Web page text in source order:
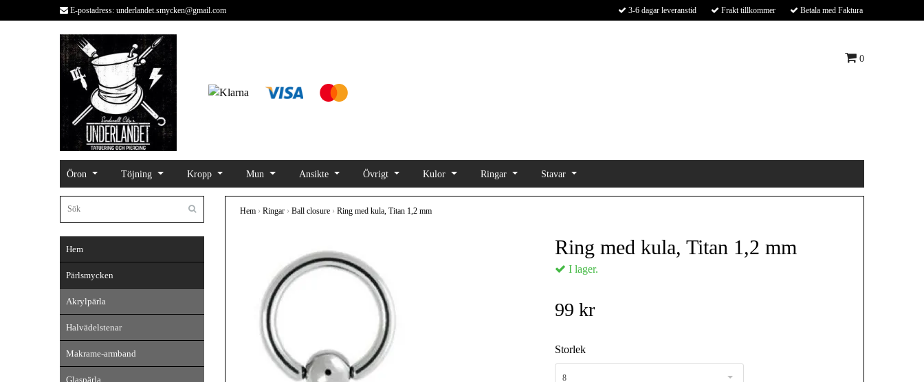
E-postadress: underlandet.smycken@gmail.com 3-6 dagar leveranstid Frakt tillkommer Betala med Faktura
0
Öron Töjning Kropp Mun Ansikte Övrigt Kulor Ringar Stavar
Hem
Pärlsmycken
Akrylpärla
Halvädelstenar
Makrame-armband
Glaspärla
Hem › Ringar › Ball closure › Ring med kula, Titan 1,2 mm
Ring med kula, Titan 1,2 mm
I lager.
99 kr
Storlek
8